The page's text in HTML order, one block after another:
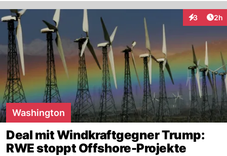
3 2h
Washington
Deal mit Windkraftgegner Trump:
RWE stoppt Offshore-Projekte